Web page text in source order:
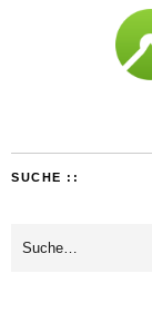
SUCHE ::